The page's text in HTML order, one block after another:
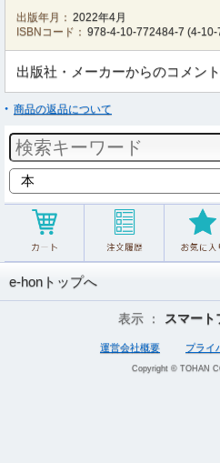
出版年月： 2022年4月
ISBNコード： 978-4-10-772484-7 (4-
出版社・メーカーからのコメント
商品の返品について
e-honトップへ
表示 ： スマート
運営会社概要 プライ
Copyright © TOHAN